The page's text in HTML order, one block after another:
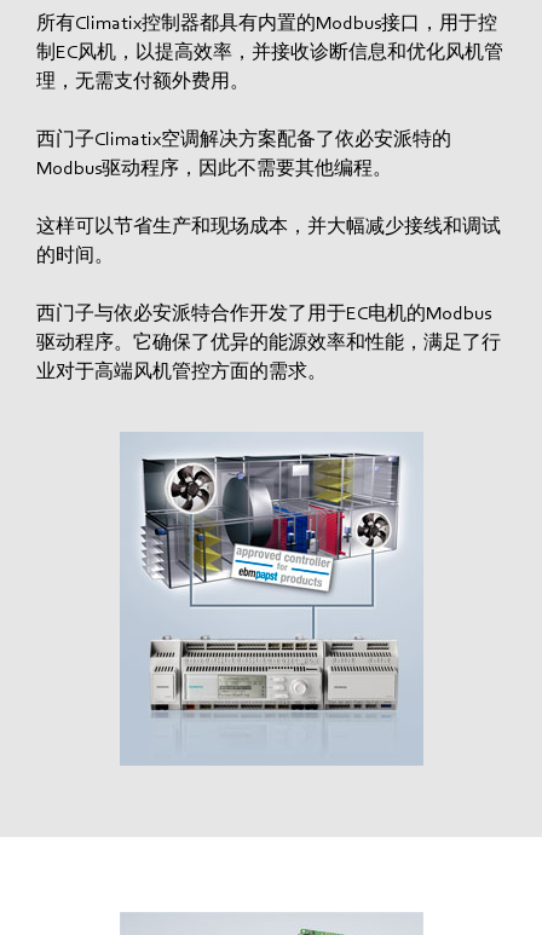
所有Climatix控制器都具有内置的Modbus接口，用于控
制EC风机，以提高效率，并接收诊断信息和优化风机管
理，无需支付额外费用。
西门子Climatix空调解决方案配备了依必安派特的
Modbus驱动程序，因此不需要其他编程。
这样可以节省生产和现场成本，并大幅减少接线和调试
的时间。
西门子与依必安派特合作开发了用于EC电机的Modbus
驱动程序。它确保了优异的能源效率和性能，满足了行
业对于高端风机管控方面的需求。